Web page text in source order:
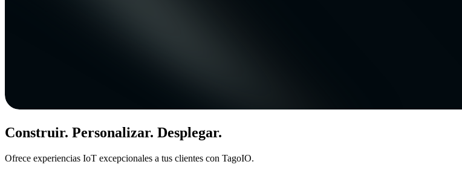
Construir. Personalizar. Desplegar.
Ofrece experiencias IoT excepcionales a tus clientes con TagoIO.